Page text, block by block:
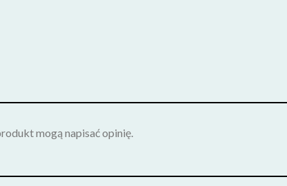
mogą napisać opinię.